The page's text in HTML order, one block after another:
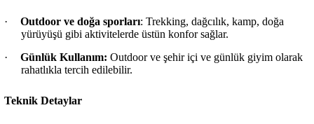
· Outdoor ve doğa sporları: Trekking, dağcılık, kamp, doğa
yürüyüşü gibi aktivitelerde üstün konfor sağlar.
·
Günlük Kullanım: Outdoor ve şehir içi ve günlük giyim olarak
rahatlıkla tercih edilebilir.
Teknik Detaylar